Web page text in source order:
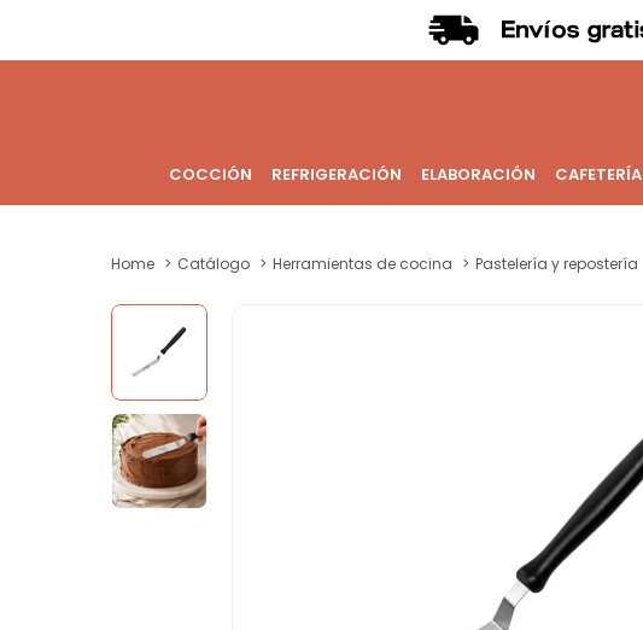
COCCIÓN REFRIGERACIÓN ELABORACIÓN CAFETERÍA
Home Catálogo Herramientas de cocina Pastelería y repostería